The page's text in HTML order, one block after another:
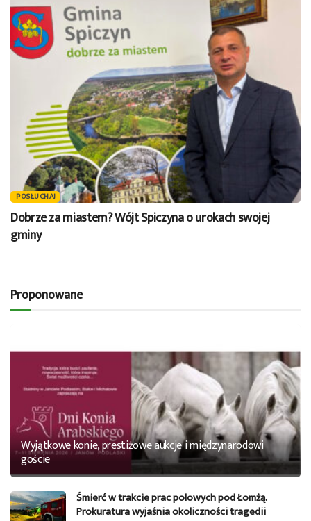
POSŁUCHAJ
Dobrze za miastem? Wójt Spiczyna o urokach swojej
gminy
Proponowane
Wyjątkowe konie, prestiżowe aukcje i międzynarodowi
goście
Śmierć w trakcie prac polowych pod Łomżą.
Prokuratura wyjaśnia okoliczności tragedii